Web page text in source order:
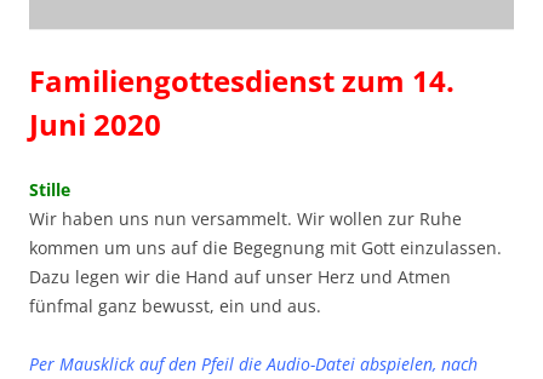
Familiengottesdienst zum 14.
Juni 2020
Stille
Wir haben uns nun versammelt. Wir wollen zur Ruhe
kommen um uns auf die Begegnung mit Gott einzulassen.
Dazu legen wir die Hand auf unser Herz und Atmen
fünfmal ganz bewusst, ein und aus.
Per Mausklick auf den Pfeil die Audio-Datei abspielen, nach